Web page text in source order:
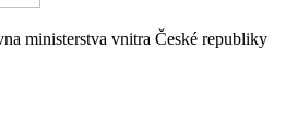
ministerstva vnitra České republiky